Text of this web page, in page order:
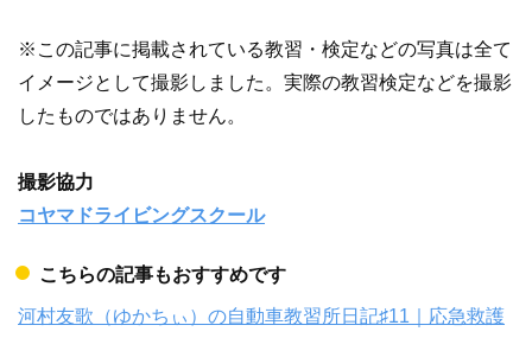
※この記事に掲載されている教習・検定などの写真は全て
イメージとして撮影しました。実際の教習検定などを撮影
したものではありません。
撮影協力
コヤマドライビングスクール
こちらの記事もおすすめです
河村友歌（ゆかちぃ）の自動車教習所日記♯11｜応急救護